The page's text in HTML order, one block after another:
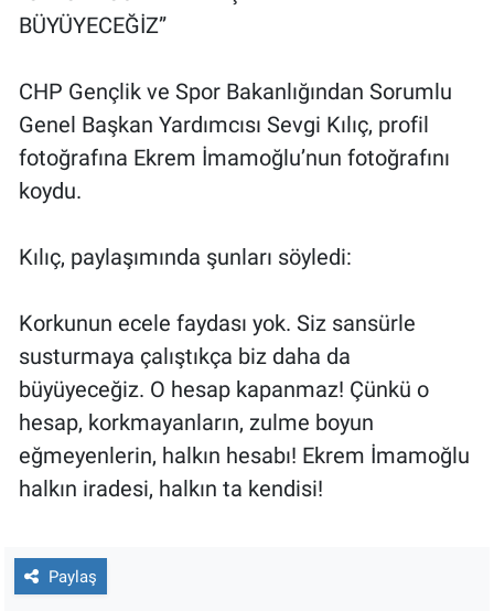
BÜYÜYECEĞİZ”
CHP Gençlik ve Spor Bakanlığından Sorumlu
Genel Başkan Yardımcısı Sevgi Kılıç, profil
fotoğrafına Ekrem İmamoğlu’nun fotoğrafını
koydu.
Kılıç, paylaşımında şunları söyledi:
Korkunun ecele faydası yok. Siz sansürle
susturmaya çalıştıkça biz daha da
büyüyeceğiz. O hesap kapanmaz! Çünkü o
hesap, korkmayanların, zulme boyun
eğmeyenlerin, halkın hesabı! Ekrem İmamoğlu
halkın iradesi, halkın ta kendisi!
Paylaş